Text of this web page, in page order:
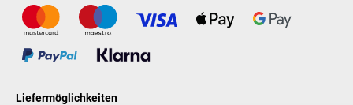
Liefermöglichkeiten